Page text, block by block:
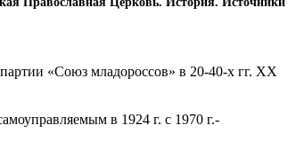
«Союз младороссов» в 20-40-х гг. ХХ
в 1924 г. с 1970 г.-